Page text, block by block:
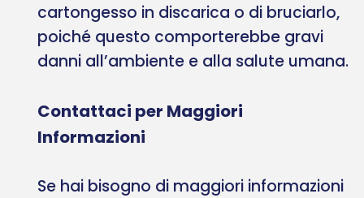
cartongesso in discarica o di bruciarlo,
poiché questo comporterebbe gravi
danni all’ambiente e alla salute umana.
Contattaci per Maggiori
Informazioni
Se hai bisogno di maggiori informazioni